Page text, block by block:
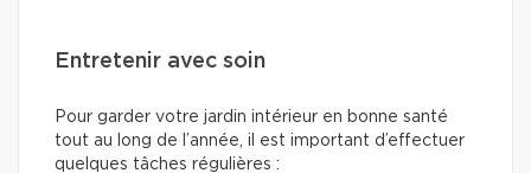
Entretenir avec soin
Pour garder votre jardin intérieur en bonne santé
tout au long de l’année, il est important d’effectuer
quelques tâches régulières :